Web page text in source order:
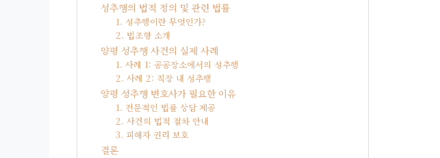
성추행의 법적 정의 및 관련 법률
1. 성추행이란 무엇인가?
2. 법조항 소개
양평 성추행 사건의 실제 사례
1. 사례 1: 공공장소에서의 성추행
2. 사례 2: 직장 내 성추행
양평 성추행 변호사가 필요한 이유
1. 전문적인 법률 상담 제공
2. 사건의 법적 절차 안내
3. 피해자 권리 보호
결론